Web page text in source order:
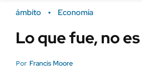
Campo
ámbito Economía
Lo que fue, no
Por Francis Moore